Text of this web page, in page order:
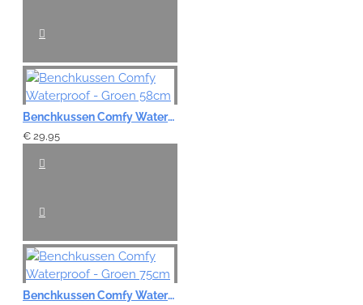
Benchkussen Comfy Waterproof - Groen 58cm
€ 29,95
Benchkussen Comfy Waterproof - Groen 75cm